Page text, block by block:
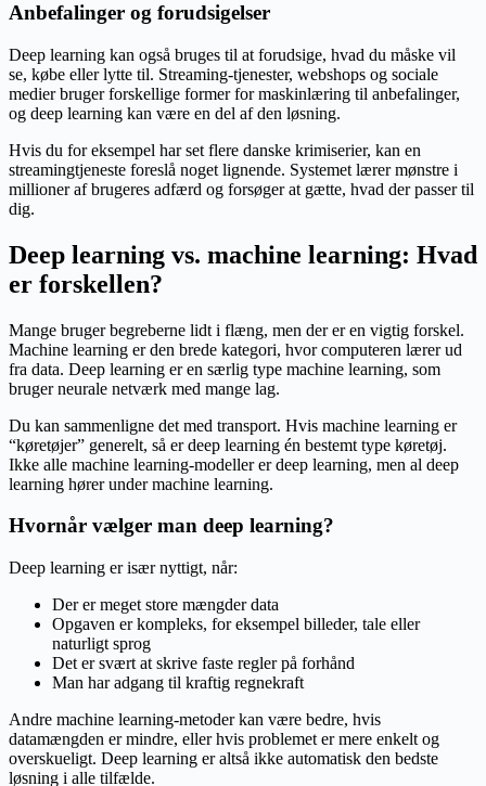
Anbefalinger og forudsigelser
Deep learning kan også bruges til at forudsige, hvad du måske vil
se, købe eller lytte til. Streaming-tjenester, webshops og sociale
medier bruger forskellige former for maskinlæring til anbefalinger,
og deep learning kan være en del af den løsning.
Hvis du for eksempel har set flere danske krimiserier, kan en
streamingtjeneste foreslå noget lignende. Systemet lærer mønstre i
millioner af brugeres adfærd og forsøger at gætte, hvad der passer til
dig.
Deep learning vs. machine learning: Hvad
er forskellen?
Mange bruger begreberne lidt i flæng, men der er en vigtig forskel.
Machine learning er den brede kategori, hvor computeren lærer ud
fra data. Deep learning er en særlig type machine learning, som
bruger neurale netværk med mange lag.
Du kan sammenligne det med transport. Hvis machine learning er
“køretøjer” generelt, så er deep learning én bestemt type køretøj.
Ikke alle machine learning-modeller er deep learning, men al deep
learning hører under machine learning.
Hvornår vælger man deep learning?
Deep learning er især nyttigt, når:
Der er meget store mængder data
Opgaven er kompleks, for eksempel billeder, tale eller
naturligt sprog
Det er svært at skrive faste regler på forhånd
Man har adgang til kraftig regnekraft
Andre machine learning-metoder kan være bedre, hvis
datamængden er mindre, eller hvis problemet er mere enkelt og
overskueligt. Deep learning er altså ikke automatisk den bedste
løsning i alle tilfælde.